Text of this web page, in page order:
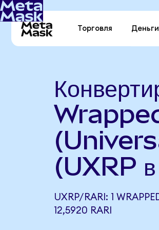
Торговля Деньги
(UXRP
UXRP/RARI: 1
12,5920 RARI